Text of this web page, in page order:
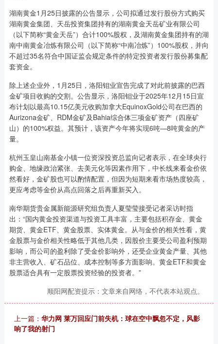
湖南黄金1月25日披露的公告显示，公司拟通过发行股份方式购买
湖南黄金集团、天岳投资集团持有的湖南黄金天岳矿业有限公司
（以下简称“黄金天岳”）合计100%股权，及湖南黄金集团持有的湖
南中南黄金冶炼有限公司（以下简称“中南冶炼”）100%股权，并向
不超过35名符合中国证监会规定条件的特定投资者发行股份募集配
套资金。
除上述企业外，1月25日，洛阳钼业宣告完成了对此前披露的巴西
金矿项目收购的交割。公告显示，洛阳钼业于2025年12月15日宣
布计划以最高10.15亿美元收购加拿大EquinoxGold公司在巴西的
Aurizona金矿、RDM金矿及Bahia综合体三项金矿资产（四座矿
山）的100%权益。其预计，该资产今年将实现6吨—8吨黄金的产
量。
杭州玉皇山南基金小镇一位资深投资总监向记者表示，在全球央行
购金、地缘政治紧张、去美元化等因素作用下，中长线来看金价依
然看好，金矿股也可以酌情配置，但因为短期来看市场热度较高，
更应考虑等金价从高点回落之后再重新买入。
南华期货贵金属新能源研究组负责人夏莹莹接受记者采访时指
出：“国内黄金投资渠道与投资工具丰富，主要包括积存金、黄金
期货、黄金ETF、黄金股票、实体黄金。从与金价的相关性看，黄
金股票与金价相关性略低于其他几类，因股价主要受公司盈利预期
影响，而公司的盈利除了受金价影响外，还受企业黄金产量、其他
非主营收入、矿石品位、成本控制等多方面影响。黄金ETF和黄金
股票适合具有一定股票投资经验的投资者。”
顺阳网配资提示：文章来自网络，不代表本站观点。
上一篇： 华力网 莱万回应门前失机：球在空中飘忽不定，风影
响了我的射门